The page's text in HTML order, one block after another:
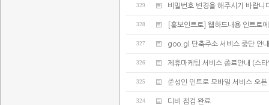
329 비밀번호 변경을 해주시기 바랍니
328 [홍보인트로] 웹하드내용 인트로
327 goo.gl 단축주소 서비스 중단 안내
326 제휴마케팅 서비스 종료안내 (스
325 준성인 인트로 모바일 서비스 오픈
324 디비 점검 완료